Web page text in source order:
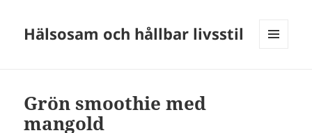
Hälsosam och hållbar livsstil
Grön smoothie med
mangold